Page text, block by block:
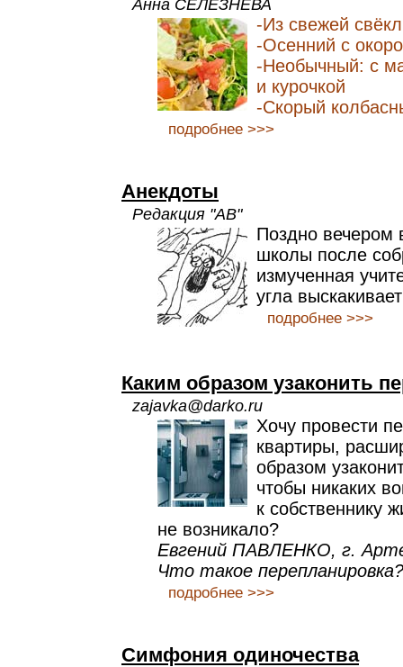
Анна СЕЛЕЗНЕВА
-Из свежей
-Осенний с
-Необычный: с
и курочкой
-Скорый
подробнее >>>
Анекдоты
Редакция "АВ"
Поздно вечером
школы после
измученная
угла
подробнее >>>
Каким образом узаконить
zajavka@darko.ru
Хочу провести
квартиры,
образом
чтобы никаких
к собственнику
не возникало?
Евгений ПАВЛЕНКО, г.
Что такое перепланировка?
подробнее >>>
Симфония одиночества